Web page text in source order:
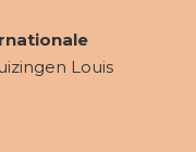
Louis